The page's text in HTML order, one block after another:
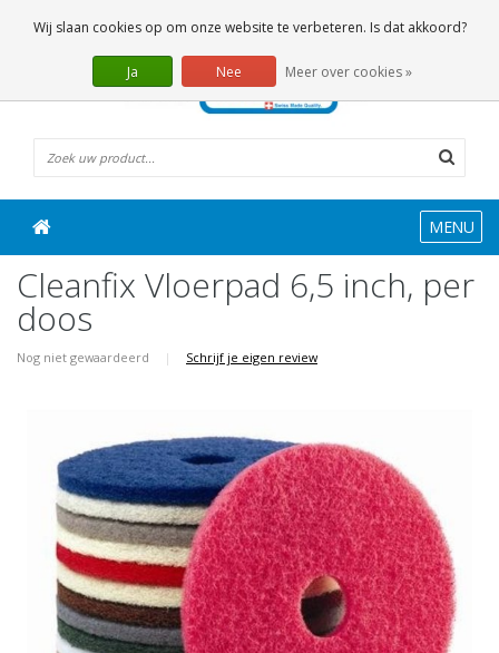
0 Artikelen
MENU
Cleanfix Vloerpad 6,5 inch, per
doos
Nog niet gewaardeerd | Schrijf je eigen review
Wij slaan cookies op om onze website te verbeteren. Is dat akkoord?
Ja Nee Meer over cookies »